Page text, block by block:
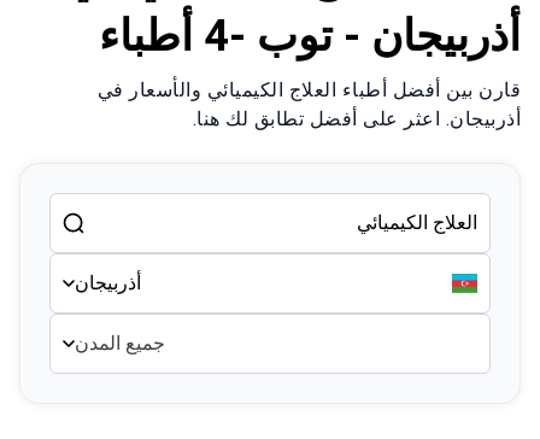
أذربيجان - توب -4 أطباء
قارن بين أفضل أطباء العلاج الكيميائي والأسعار في
أذربيجان. اعثر على أفضل تطابق لك هنا.
أذربيجان
جميع المدن